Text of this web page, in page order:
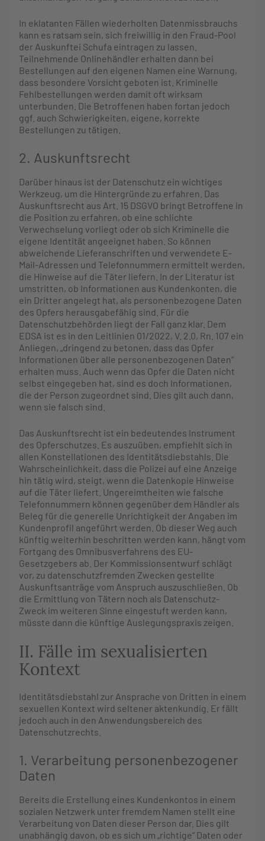
In eklatanten Fällen wiederholten Datenmissbrauchs
kann es ratsam sein, sich freiwillig in den Fraud-Pool
der Auskunftei Schufa eintragen zu lassen.
Teilnehmende Onlinehändler erhalten dann bei
Bestellungen auf den eigenen Namen eine Warnung,
dass besondere Vorsicht geboten ist. Kriminelle
Fehlbestellungen werden damit oft wirksam
unterbunden. Die Betroffenen haben fortan jedoch
ggf. auch Schwierigkeiten, eigene, korrekte
Bestellungen zu tätigen.
2. Auskunftsrecht
Darüber hinaus ist der Datenschutz ein wichtiges
Werkzeug, um die Hintergründe zu erfahren. Das
Auskunftsrecht aus Art. 15 DSGVO bringt Betroffene in
die Position zu erfahren, ob eine schlichte
Verwechselung vorliegt oder ob sich Kriminelle die
eigene Identität angeeignet haben. So können
abweichende Lieferanschriften und verwendete E-
Mail-Adressen und Telefonnummern ermittelt werden,
die Hinweise auf die Täter liefern. In der Literatur ist
umstritten, ob Informationen aus Kundenkonten, die
ein Dritter angelegt hat, als personenbezogene Daten
des Opfers herausgabefähig sind. Für die
Datenschutzbehörden liegt der Fall ganz klar. Dem
EDSA ist es in den Leitlinien 01/2022, V. 2.0, Rn. 107 ein
Anliegen, „dringend zu betonen, dass das Opfer
Informationen über alle personenbezogenen Daten“
erhalten muss. Auch wenn das Opfer die Daten nicht
selbst eingegeben hat, sind es doch Informationen,
die der Person zugeordnet sind. Dies gilt auch dann,
wenn sie falsch sind.
Das Auskunftsrecht ist ein bedeutendes Instrument
des Opferschutzes. Es auszuüben, empfiehlt sich in
allen Konstellationen des Identitätsdiebstahls. Die
Wahrscheinlichkeit, dass die Polizei auf eine Anzeige
hin tätig wird, steigt, wenn die Datenkopie Hinweise
auf die Täter liefert. Ungereimtheiten wie falsche
Telefonnummern können gegenüber dem Händler als
Beleg für die generelle Unrichtigkeit der Angaben im
Kundenprofil angeführt werden. Ob dieser Weg auch
künftig weiterhin beschritten werden kann, hängt vom
Fortgang des Omnibusverfahrens des EU-
Gesetzgebers ab. Der Kommissionsentwurf schlägt
vor, zu datenschutzfremden Zwecken gestellte
Auskunftsanträge vom Anspruch auszuschließen. Ob
die Ermittlung von Tätern noch als Datenschutz-
Zweck im weiteren Sinne eingestuft werden kann,
müsste dann die künftige Auslegungspraxis zeigen.
II. Fälle im sexualisierten
Kontext
Identitätsdiebstahl zur Ansprache von Dritten in einem
sexuellen Kontext wird seltener aktenkundig. Er fällt
jedoch auch in den Anwendungsbereich des
Datenschutzrechts.
1. Verarbeitung personenbezogener
Daten
Bereits die Erstellung eines Kundenkontos in einem
sozialen Netzwerk unter fremdem Namen stellt eine
Verarbeitung von Daten dieser Person dar. Dies gilt
unabhängig davon, ob es sich um „richtige“ Daten oder